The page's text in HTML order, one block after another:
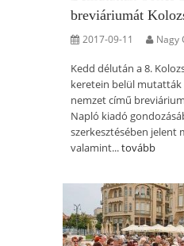
breviáriumát
2017-09-11 Nagy
Kedd délután a 8.
keretein belül mutatták
nemzet című
Napló kiadó
szerkesztésében jelent
valamint...tovább